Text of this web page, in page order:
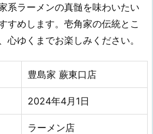
系ラーメンの真髄を味わいたい
すめします。壱角家の伝統とこ
心ゆくまでお楽しみください。
豊島家 蕨東口店
2024年4月1日
ラーメン店